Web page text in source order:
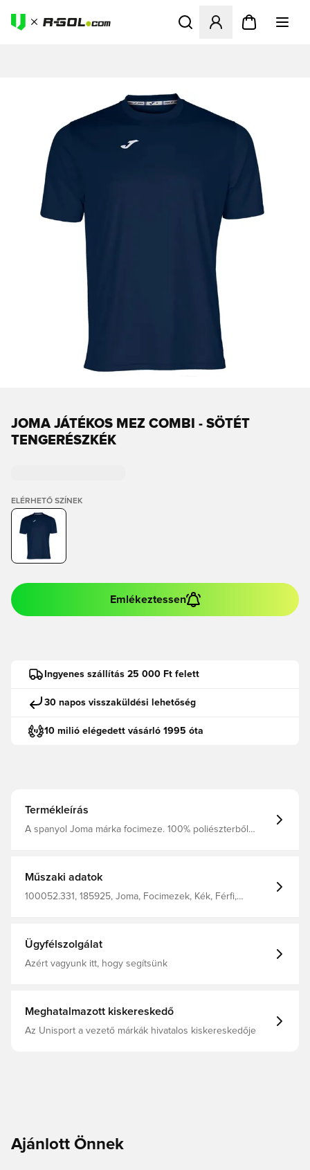
Megnyit egy modált a
JOMA JÁTÉKOS MEZ COMBI - SÖTÉT
TENGERÉSZKÉK
ELÉRHETŐ SZÍNEK
Emlékeztessen
Ingyenes szállítás 25 000 Ft felett
30 napos visszaküldési lehetőség
10 milió elégedett vásárló 1995 óta
Termékleírás
A spanyol Joma márka focimeze. 100% poliészterből
Műszaki adatok
100052.331, 185925, Joma, Focimezek, Kék, Férfi,
Ügyfélszolgálat
Azért vagyunk itt, hogy segítsünk
Meghatalmazott kiskereskedő
Az Unisport a vezető márkák hivatalos kiskereskedője
Ajánlott Önnek